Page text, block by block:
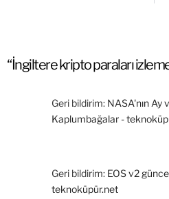
“İngiltere kripto paraları
Geri bildirim: NASA'nın Ay
Kaplumbağalar -
Geri bildirim: EOS v2
teknoküpür.net